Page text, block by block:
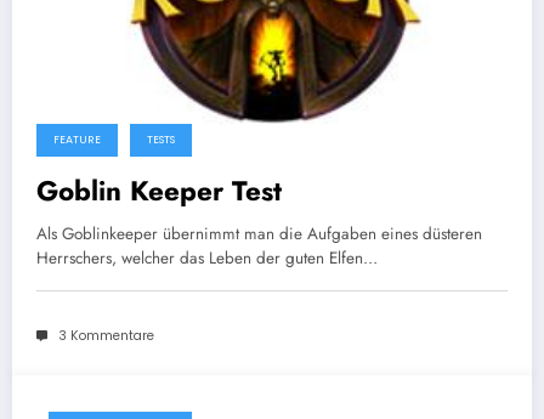
FEATURE TESTS
Goblin Keeper Test
Als Goblinkeeper übernimmt man die Aufgaben eines düsteren
Herrschers, welcher das Leben der guten Elfen…
3 Kommentare